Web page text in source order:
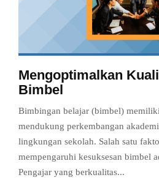
Mengoptimalkan
Bimbel
Bimbingan belajar (bimbel)
mendukung perkembangan
lingkungan sekolah. Salah satu
mempengaruhi kesuksesan bimbel
Pengajar yang berkualitas...